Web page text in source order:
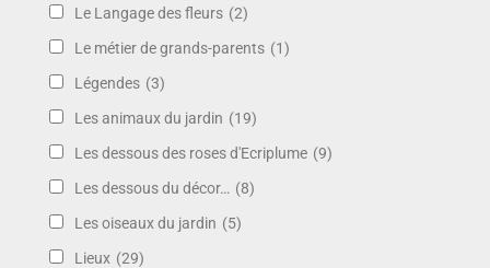
Le Langage des fleurs (2)
Le métier de grands-parents (1)
Légendes (3)
Les animaux du jardin (19)
Les dessous des roses d'Ecriplume (9)
Les dessous du décor… (8)
Les oiseaux du jardin (5)
Lieux (29)